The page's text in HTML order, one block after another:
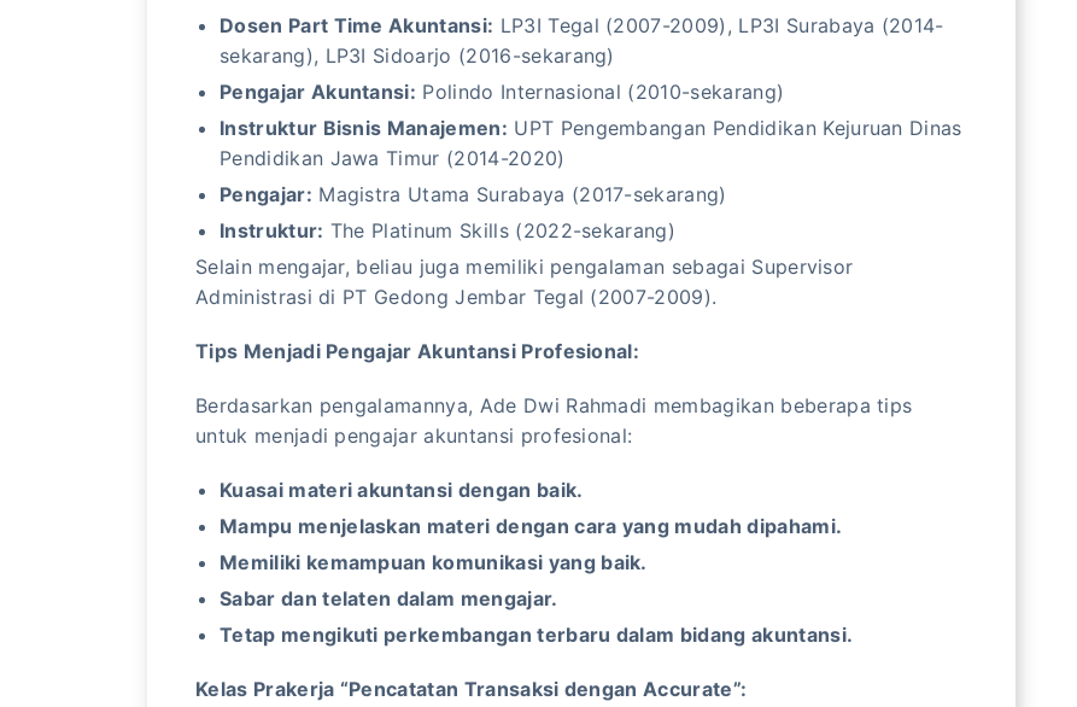
Dosen Part Time Akuntansi: LP3I Tegal (2007-2009), LP3I Surabaya (2014-
sekarang), LP3I Sidoarjo (2016-sekarang)
Pengajar Akuntansi: Polindo Internasional (2010-sekarang)
Instruktur Bisnis Manajemen: UPT Pengembangan Pendidikan Kejuruan Dinas
Pendidikan Jawa Timur (2014-2020)
Pengajar: Magistra Utama Surabaya (2017-sekarang)
Instruktur: The Platinum Skills (2022-sekarang)
Selain mengajar, beliau juga memiliki pengalaman sebagai Supervisor
Administrasi di PT Gedong Jembar Tegal (2007-2009).
Tips Menjadi Pengajar Akuntansi Profesional:
Berdasarkan pengalamannya, Ade Dwi Rahmadi membagikan beberapa tips
untuk menjadi pengajar akuntansi profesional:
Kuasai materi akuntansi dengan baik.
Mampu menjelaskan materi dengan cara yang mudah dipahami.
Memiliki kemampuan komunikasi yang baik.
Sabar dan telaten dalam mengajar.
Tetap mengikuti perkembangan terbaru dalam bidang akuntansi.
Kelas Prakerja “Pencatatan Transaksi dengan Accurate”: